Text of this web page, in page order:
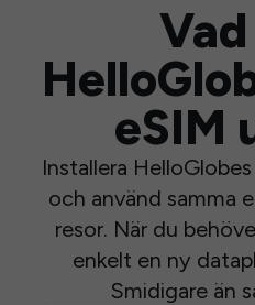
eSIM
Installera
och använd samma
resor. När du
enkelt en ny
Smidigare än